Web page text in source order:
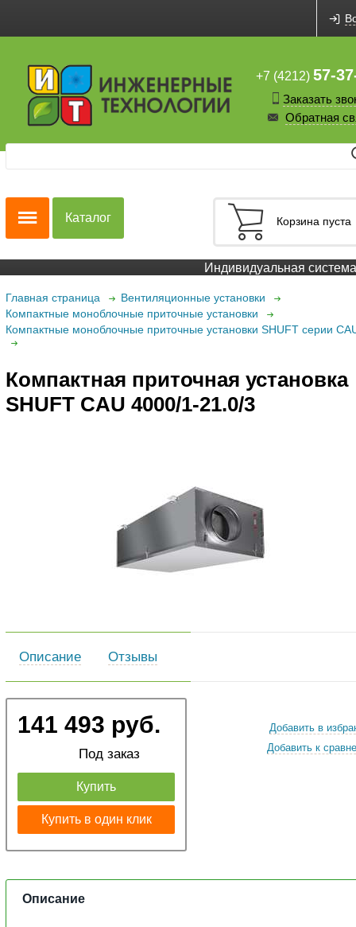
+7 (4212) 57-
Заказать
Обратная
Корзина пуста
Каталог
Индивидуальная система
Главная страница
Вентиляционные установки
Компактные моноблочные приточные установки
Компактные моноблочные приточные установки SHUFT серии
Компактная приточная установка
SHUFT CAU 4000/1-21.0/3
Описание Отзывы
141 493 руб.
Под заказ
Купить
Купить в один клик
Добавить в
Добавить к
Описание